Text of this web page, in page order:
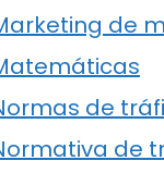
de
de
de